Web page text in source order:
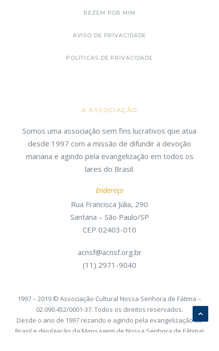
REZEM POR MIM
AVISO DE PRIVACIDADE
POLÍTICAS DE PRIVACIDADE
A ASSOCIAÇÃO
Somos uma associação sem fins lucrativos que atua
desde 1997 com a missão de difundir a devoção
mariana e agindo pela evangelização em todos os
lares do Brasil.
Endereço
Rua Francisca Júlia, 290
Santana – São Paulo/SP
CEP 02403-010
acnsf@acnsf.org.br
(11) 2971-9040
1997 – 2019 © Associação Cultural Nossa Senhora de Fátima –
02.090.452/0001-37. Todos os direitos reservados.
Desde o ano de 1997 rezando e agindo pela evangelização do
Brasil e divulgação da Mensagem de Nossa Senhora de Fátima!